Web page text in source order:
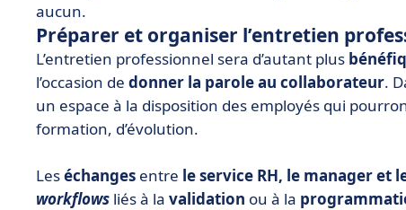
aucun.
Préparer et organiser l’entretien
L’entretien professionnel sera d’autant plus
l’occasion de donner la parole au collaborateur.
un espace à la disposition des employés qui
formation, d’évolution.
Leséchanges entre le service RH, le manager et
workflows liés à la validation ou à la